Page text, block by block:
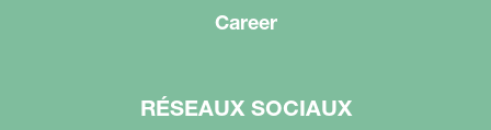
Career
RÉSEAUX SOCIAUX